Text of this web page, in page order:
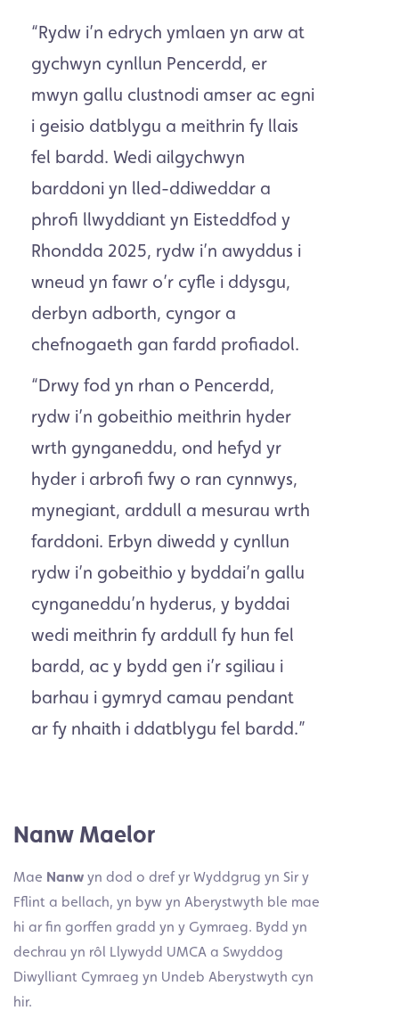
“Rydw i’n edrych ymlaen yn arw at
gychwyn cynllun Pencerdd, er
mwyn gallu clustnodi amser ac egni
i geisio datblygu a meithrin fy llais
fel bardd. Wedi ailgychwyn
barddoni yn lled-ddiweddar a
phrofi llwyddiant yn Eisteddfod y
Rhondda 2025, rydw i’n awyddus i
wneud yn fawr o’r cyfle i ddysgu,
derbyn adborth, cyngor a
chefnogaeth gan fardd profiadol.
“Drwy fod yn rhan o Pencerdd,
rydw i’n gobeithio meithrin hyder
wrth gynganeddu, ond hefyd yr
hyder i arbrofi fwy o ran cynnwys,
mynegiant, arddull a mesurau wrth
farddoni. Erbyn diwedd y cynllun
rydw i’n gobeithio y byddai’n gallu
cynganeddu’n hyderus, y byddai
wedi meithrin fy arddull fy hun fel
bardd, ac y bydd gen i’r sgiliau i
barhau i gymryd camau pendant
ar fy nhaith i ddatblygu fel bardd.”
Nanw Maelor
Mae Nanw yn dod o dref yr Wyddgrug yn Sir y
Fflint a bellach, yn byw yn Aberystwyth ble mae
hi ar fin gorffen gradd yn y Gymraeg. Bydd yn
dechrau yn rôl Llywydd UMCA a Swyddog
Diwylliant Cymraeg yn Undeb Aberystwyth cyn
hir.